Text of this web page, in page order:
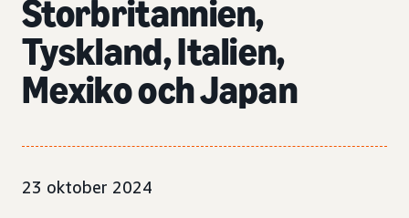
Storbritannien,
Tyskland, Italien,
Mexiko och Japan
23 oktober 2024